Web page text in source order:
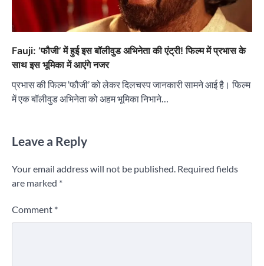
Fauji: ‘फौजी’ में हुई इस बॉलीवुड अभिनेता की एंट्री! फिल्म में प्रभास के
साथ इस भूमिका में आएंगे नजर
प्रभास की फिल्म ‘फौजी’ को लेकर दिलचस्प जानकारी सामने आई है। फिल्म
में एक बॉलीवुड अभिनेता को अहम भूमिका निभाने…
Leave a Reply
Your email address will not be published. Required fields
are marked *
Comment *